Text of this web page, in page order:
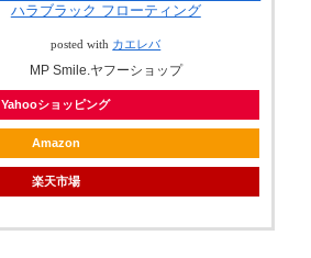
ハラブラック フローティング
posted with カエレバ
MP Smile.ヤフーショップ
Yahooショッピング
Amazon
楽天市場